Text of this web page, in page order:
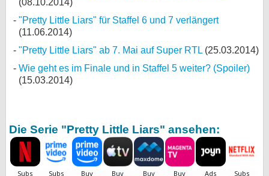
"Pretty Little Liars" für Staffel 6 und 7 verlängert
(11.06.2014)
"Pretty Little Liars" ab 7. Mai auf Super RTL (25.03.2014)
Wie geht es im Finale und in Staffel 5 weiter? (Spoiler)
(15.03.2014)
Die Serie "Pretty Little Liars" ansehen: